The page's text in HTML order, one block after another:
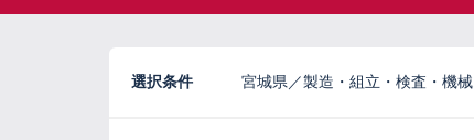
選択条件 宮城県／製造・組立・検査・機